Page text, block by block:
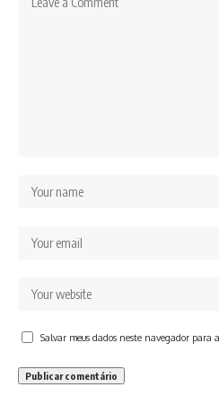
Salvar meus dados neste navegador para